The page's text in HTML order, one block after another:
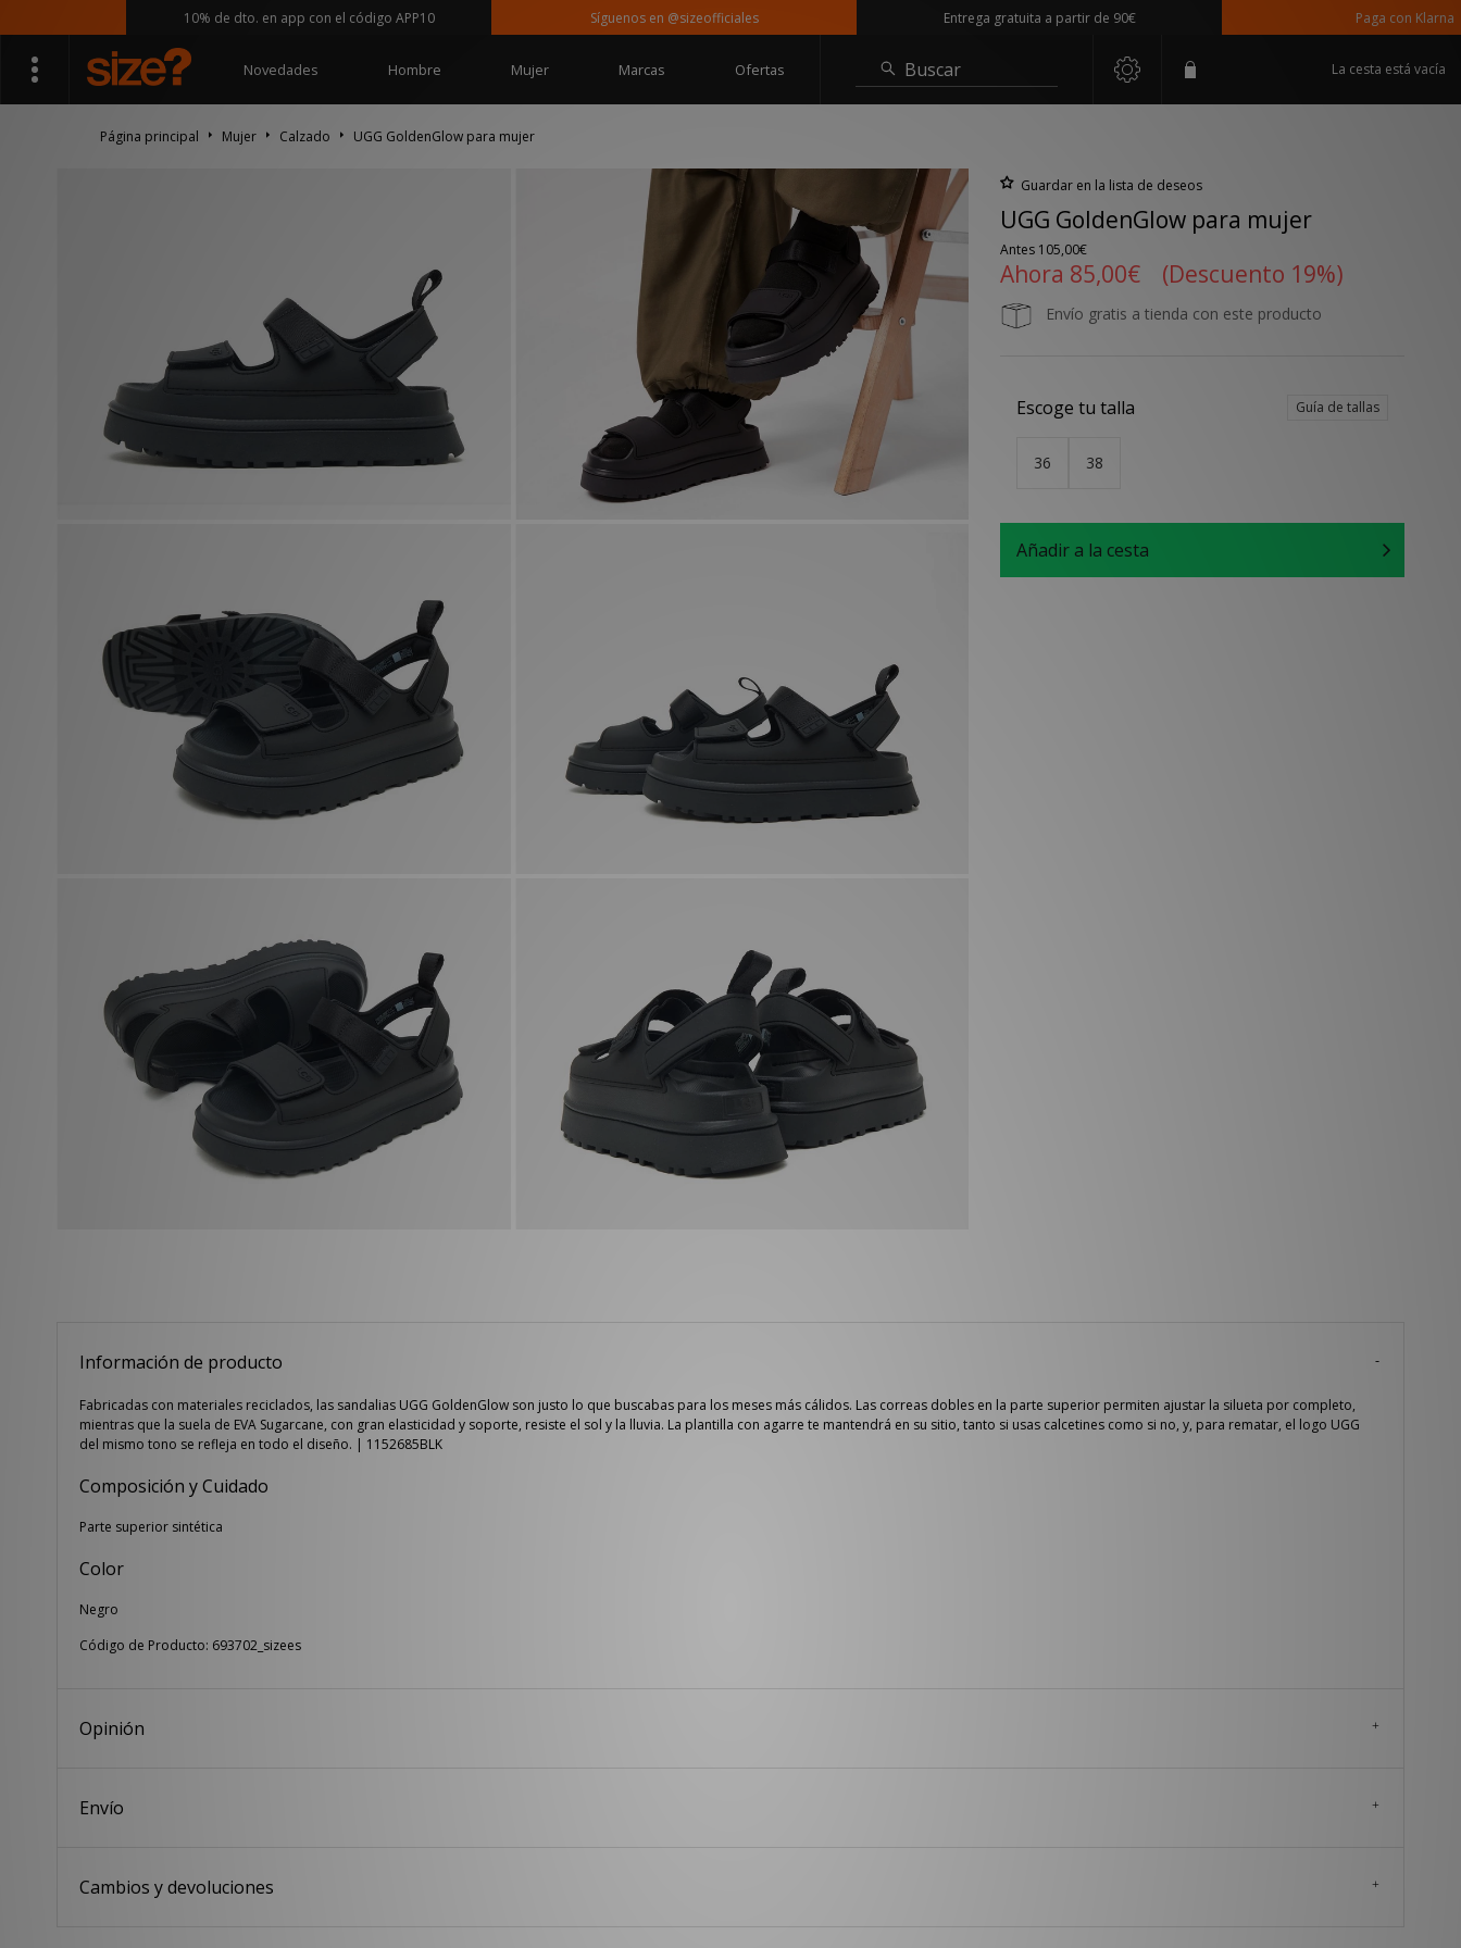
10% de dto. en app con el código APP10 Síguenos en @sizeofficiales Entrega gratuita a partir de 90€ Paga con Klarna
Novedades Hombre Mujer Marcas Ofertas Buscar La cesta está vacía
Página principal Mujer Calzado UGG GoldenGlow para mujer
Guardar en la lista de deseos
UGG GoldenGlow para mujer
Antes 105,00€
Ahora 85,00€ (Descuento 19%)
Envío gratis a tienda con este producto
Escoge tu talla Guía de tallas
36 38
Añadir a la cesta
Información de producto
Fabricadas con materiales reciclados, las sandalias UGG GoldenGlow son justo lo que buscabas para los meses más cálidos. Las correas dobles en la parte superior permiten ajustar la silueta por completo,
mientras que la suela de EVA Sugarcane, con gran elasticidad y soporte, resiste el sol y la lluvia. La plantilla con agarre te mantendrá en su sitio, tanto si usas calcetines como si no, y, para rematar, el logo UGG
del mismo tono se refleja en todo el diseño. | 1152685BLK
Composición y Cuidado
Parte superior sintética
Color
Negro
Código de Producto: 693702_sizees
Opinión
Envío
Cambios y devoluciones